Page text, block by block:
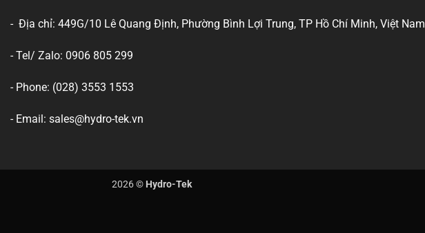
- Địa chỉ: 449G/10 Lê Quang Định, Phường Bình Lợi Trung, TP Hồ Chí Minh, Việt Nam
- Tel/ Zalo: 0906 805 299
- Phone: (028) 3553 1553
- Email: sales@hydro-tek.vn
2026 © Hydro-Tek